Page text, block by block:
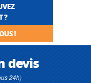
?
!
devis
24h)